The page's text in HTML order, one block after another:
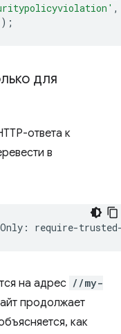
,
для
ответа к
в
на адрес //my-
продолжает
как